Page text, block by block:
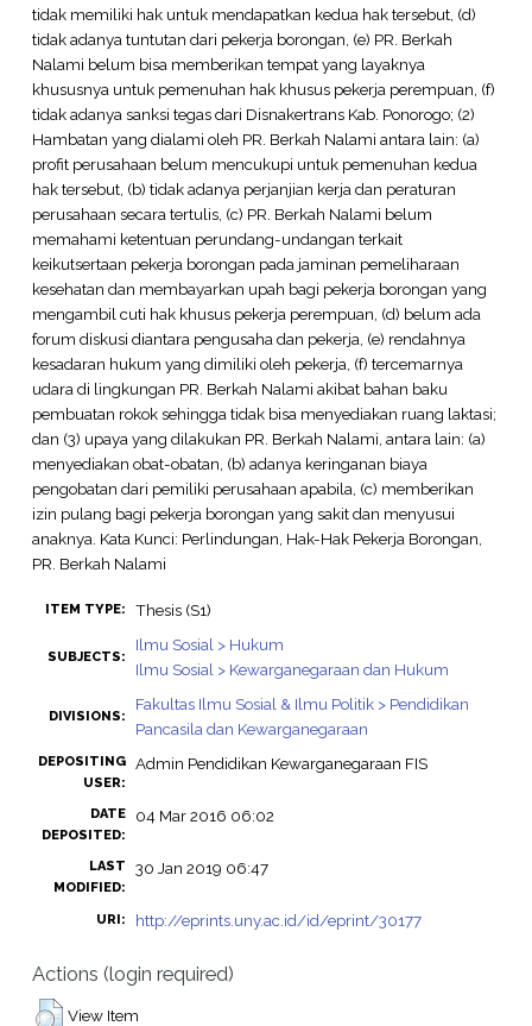
tidak memiliki hak untuk mendapatkan kedua hak tersebut, (d)
tidak adanya tuntutan dari pekerja borongan, (e) PR. Berkah
Nalami belum bisa memberikan tempat yang layaknya
khususnya untuk pemenuhan hak khusus pekerja perempuan, (f)
tidak adanya sanksi tegas dari Disnakertrans Kab. Ponorogo; (2)
Hambatan yang dialami oleh PR. Berkah Nalami antara lain: (a)
profit perusahaan belum mencukupi untuk pemenuhan kedua
hak tersebut, (b) tidak adanya perjanjian kerja dan peraturan
perusahaan secara tertulis, (c) PR. Berkah Nalami belum
memahami ketentuan perundang-undangan terkait
keikutsertaan pekerja borongan pada jaminan pemeliharaan
kesehatan dan membayarkan upah bagi pekerja borongan yang
mengambil cuti hak khusus pekerja perempuan, (d) belum ada
forum diskusi diantara pengusaha dan pekerja, (e) rendahnya
kesadaran hukum yang dimiliki oleh pekerja, (f) tercemarnya
udara di lingkungan PR. Berkah Nalami akibat bahan baku
pembuatan rokok sehingga tidak bisa menyediakan ruang laktasi;
dan (3) upaya yang dilakukan PR. Berkah Nalami, antara lain: (a)
menyediakan obat-obatan, (b) adanya keringanan biaya
pengobatan dari pemiliki perusahaan apabila, (c) memberikan
izin pulang bagi pekerja borongan yang sakit dan menyusui
anaknya. Kata Kunci: Perlindungan, Hak-Hak Pekerja Borongan,
PR. Berkah Nalami
ITEM TYPE: Thesis (S1)
SUBJECTS:
Ilmu Sosial > Hukum
Ilmu Sosial > Kewarganegaraan dan Hukum
DIVISIONS:
Fakultas Ilmu Sosial & Ilmu Politik > Pendidikan
Pancasila dan Kewarganegaraan
DEPOSITING
USER:
Admin Pendidikan Kewarganegaraan FIS
DATE
DEPOSITED:
04 Mar 2016 06:02
LAST
MODIFIED:
30 Jan 2019 06:47
URI: http://eprints.uny.ac.id/id/eprint/30177
Actions (login required)
View Item